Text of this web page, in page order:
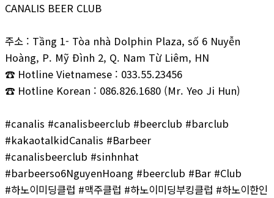
CANALIS BEER CLUB
주소 : Tầng 1- Tòa nhà Dolphin Plaza, số 6 Nuyễn
Hoàng, P. Mỹ Đình 2, Q. Nam Từ Liêm, HN
☎ Hotline Vietnamese : 033.55.23456
☎ Hotline Korean : 086.826.1680 (Mr. Yeo Ji Hun)
#canalis #canalisbeerclub #beerclub #barclub
#kakaotalkidCanalis #Barbeer
#canalisbeerclub #sinhnhat
#barbeerso6NguyenHoang #beerclub #Bar #Club
#하노이미딩클럽 #맥주클럽 #하노이미딩부킹클럽 #하노이한인